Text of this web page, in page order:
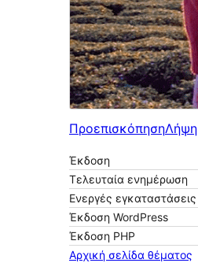
ΠροεπισκόπησηΛήψη
Έκδοση
Τελευταία ενημέρωση
Ενεργές εγκαταστάσεις
Έκδοση WordPress
Έκδοση ΡΗΡ
Αρχική σελίδα θέματος